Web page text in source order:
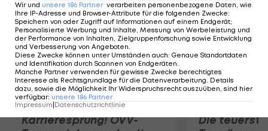
Karrieresprung! ÖVV-
Die
Wir und unsere 186 Partner verarbeiten personenbezogene Daten, wie
Ihre IP-Adresse und Browser-Attribute für die folgenden Zwecke:
Speichern von oder Zugriff auf Informationen auf einem Endgerät;
Personalisierte Werbung und Inhalte, Messung von Werbeleistung und
der Performance von Inhalten, Zielgruppenforschung sowie Entwicklung
und Verbesserung von Angeboten.
Diese Zwecke können unter Umständen auch: Genaue Standortdaten
und Identifikation durch Scannen von Endgeräten.
Manche Partner verwenden für gewisse Zwecke berechtigtes
Interesse als Rechtsgrundlage für die Datenverarbeitung. Details
dazu, sowie die Möglichkeit Ihr Widerspruchsrecht auszuüben, sind hier
verfügbar: unsere 186 Partner
Impressum Datenschutzrichtlinie